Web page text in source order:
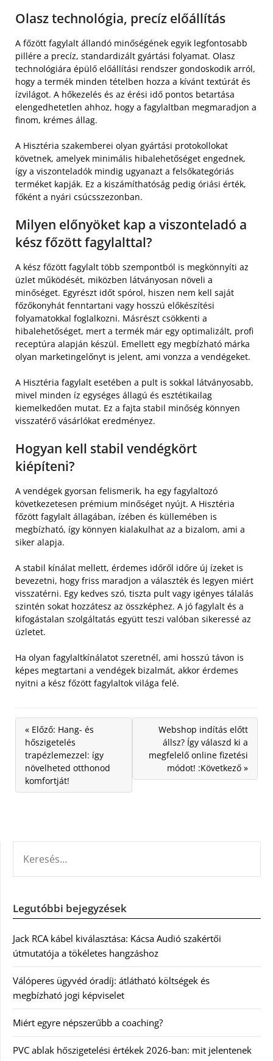
Olasz technológia, precíz előállítás
A főzött fagylalt állandó minőségének egyik legfontosabb
pillére a precíz, standardizált gyártási folyamat. Olasz
technológiára épülő előállítási rendszer gondoskodik arról,
hogy a termék minden tételben hozza a kívánt textúrát és
ízvilágot. A hőkezelés és az érési idő pontos betartása
elengedhetetlen ahhoz, hogy a fagylaltban megmaradjon a
finom, krémes állag.
A Hisztéria szakemberei olyan gyártási protokollokat
követnek, amelyek minimális hibalehetőséget engednek,
így a viszonteladók mindig ugyanazt a felsőkategóriás
terméket kapják. Ez a kiszámíthatóság pedig óriási érték,
főként a nyári csúcsszezonban.
Milyen előnyöket kap a viszonteladó a
kész főzött fagylalttal?
A kész főzött fagylalt több szempontból is megkönnyíti az
üzlet működését, miközben látványosan növeli a
minőséget. Egyrészt időt spórol, hiszen nem kell saját
főzőkonyhát fenntartani vagy hosszú előkészítési
folyamatokkal foglalkozni. Másrészt csökkenti a
hibalehetőséget, mert a termék már egy optimalizált, profi
receptúra alapján készül. Emellett egy megbízható márka
olyan marketingelőnyt is jelent, ami vonzza a vendégeket.
A Hisztéria fagylalt esetében a pult is sokkal látványosabb,
mivel minden íz egységes állagú és esztétikailag
kiemelkedően mutat. Ez a fajta stabil minőség könnyen
visszatérő vásárlókat eredményez.
Hogyan kell stabil vendégkört
kiépíteni?
A vendégek gyorsan felismerik, ha egy fagylaltozó
következetesen prémium minőséget nyújt. A Hisztéria
főzött fagylalt állagában, ízében és küllemében is
megbízható, így könnyen kialakulhat az a bizalom, ami a
siker alapja.
A stabil kínálat mellett, érdemes időről időre új ízeket is
bevezetni, hogy friss maradjon a választék és legyen miért
visszatérni. Egy kedves szó, tiszta pult vagy igényes tálalás
szintén sokat hozzátesz az összképhez. A jó fagylalt és a
kifogástalan szolgáltatás együtt teszi valóban sikeressé az
üzletet.
Ha olyan fagylaltkínálatot szeretnél, ami hosszú távon is
képes megtartani a vendégek bizalmát, akkor érdemes
nyitni a kész főzött fagylaltok világa felé.
« Előző: Hang- és
hőszigetelés
trapézlemezzel: így
növelheted otthonod
komfortját!
Webshop indítás előtt
állsz? Így válaszd ki a
megfelelő online fizetési
módot! :Következő »
Legutóbbi bejegyzések
Jack RCA kábel kiválasztása: Kácsa Audió szakértői
útmutatója a tökéletes hangzáshoz
Válóperes ügyvéd óradíj: átlátható költségek és
megbízható jogi képviselet
Miért egyre népszerűbb a coaching?
PVC ablak hőszigetelési értékek 2026-ban: mit jelentenek